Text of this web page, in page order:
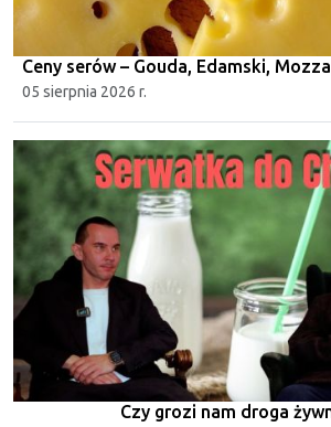
Ceny serów – Gouda, Edamski,
05 sierpnia 2026 r.
Czy grozi nam droga